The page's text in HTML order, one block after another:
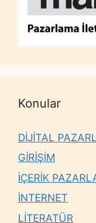
Konular
DİJİTAL
GİRİŞİM
İÇERİK
İNTERNET
LİTERATÜR